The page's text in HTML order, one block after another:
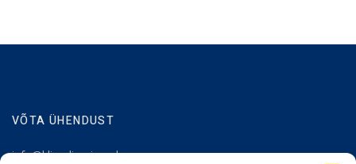
VÕTA ÜHENDUST
info@kliendiuuringud.ee